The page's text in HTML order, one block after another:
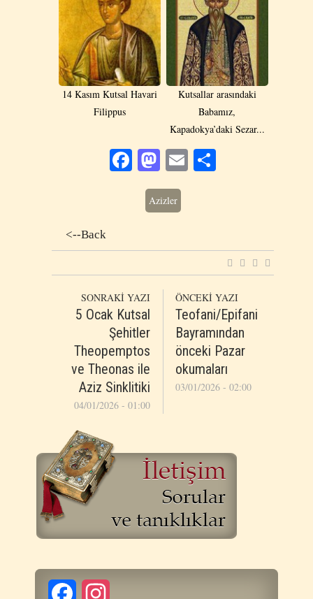
14 Kasım Kutsal Havari
Filippus
Kutsallar arasındaki
Babamız,
Kapadokya’daki Sezar...
Facebook
Mastodon
Email
Azizler
<--Back
SONRAKİ YAZI
5 Ocak Kutsal
Şehitler
Theopemptos
ve Theonas ile
Aziz Sinklitiki
04/01/2026 - 01:00
ÖNCEKİ YAZI
Teofani/Epifani
Bayramından
önceki Pazar
okumaları
03/01/2026 - 02:00
Facebook